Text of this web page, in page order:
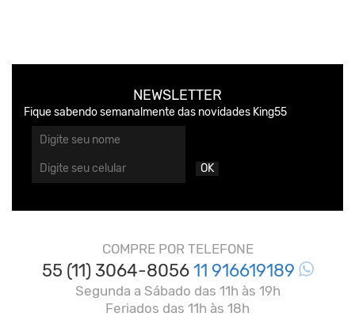
NEWSLETTER
Fique sabendo semanalmente das novidades King55
OK
COMPRE POR TELEFONE
55 (11) 3064-805611 916619189
Segunda a Sábado das 11h às 19h
Feriados das 11h às 18h